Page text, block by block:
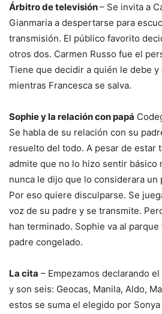
Árbitro de televisión– Se invita a
Gianmaria a despertarse para
transmisión. El público favorito
otros dos. Carmen Russo fue el
Tiene que decidir a quién le debe y
mientras Francesca se salva.
Sophie y la relación con papá
Se habla de su relación con su
resuelto del todo. A pesar de estar
admite que no lo hizo sentir básico
nunca le dijo que lo considerara
Por eso quiere disculparse. Se
voz de su padre y se transmite.
han terminado. Sophie va al
padre congelado.
La cita – Empezamos declarando
y son seis: Geocas, Manila, Aldo,
estos se suma el elegido por